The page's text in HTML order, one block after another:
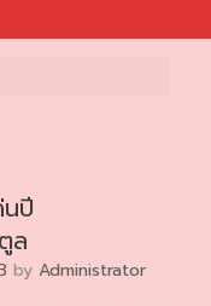
ปี
ล
by Administrator